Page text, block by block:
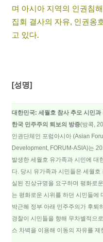
며 아시아 지역의 인권침
집회 결사의 자유, 인권옹
고 있다.
[성명]
대한민국: 세월호 참사 추모 시민
한국 민주주의 퇴보의 방증(방콕,
인권단체인 포럼아시아 (Asian
Development, FORUM-ASIA)는
발생한 세월호 유가족과 시민에 대
다. 당시 유가족과 시민들은 세월
실된 진상규명을 요구하며 평화로
는 평화로운 시위를 하던 시민들에
박근혜 정부 아래 민주주의가 후퇴
경찰이 시민들을 향해 무차별적으
스 차벽을 이용해 이동의 자유를 제